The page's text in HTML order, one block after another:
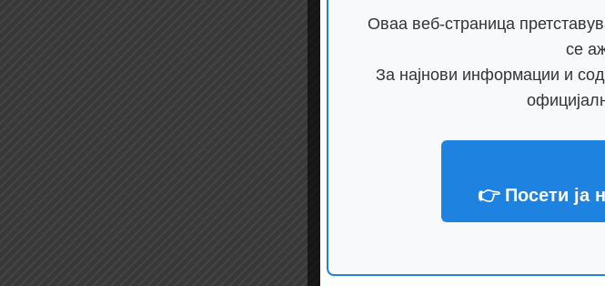
Оваа веб-страница
се
За најнови информации и
👉 Посети ја